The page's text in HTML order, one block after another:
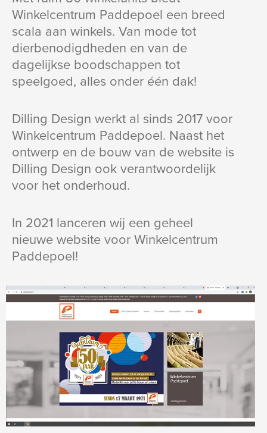
Winkelcentrum Paddepoel een breed
scala aan winkels. Van mode tot
dierbenodigdheden en van de
dagelijkse boodschappen tot
speelgoed, alles onder één dak!
Dilling Design werkt al sinds 2017 voor
Winkelcentrum Paddepoel. Naast het
ontwerp en de bouw van de website is
Dilling Design ook verantwoordelijk
voor het onderhoud.
In 2021 lanceren wij een geheel
nieuwe website voor Winkelcentrum
Paddepoel!